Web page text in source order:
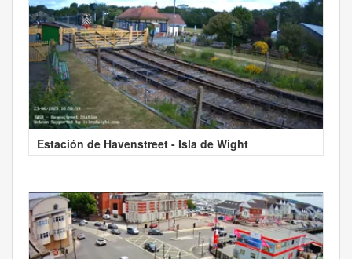
Estación de Havenstreet - Isla de Wight